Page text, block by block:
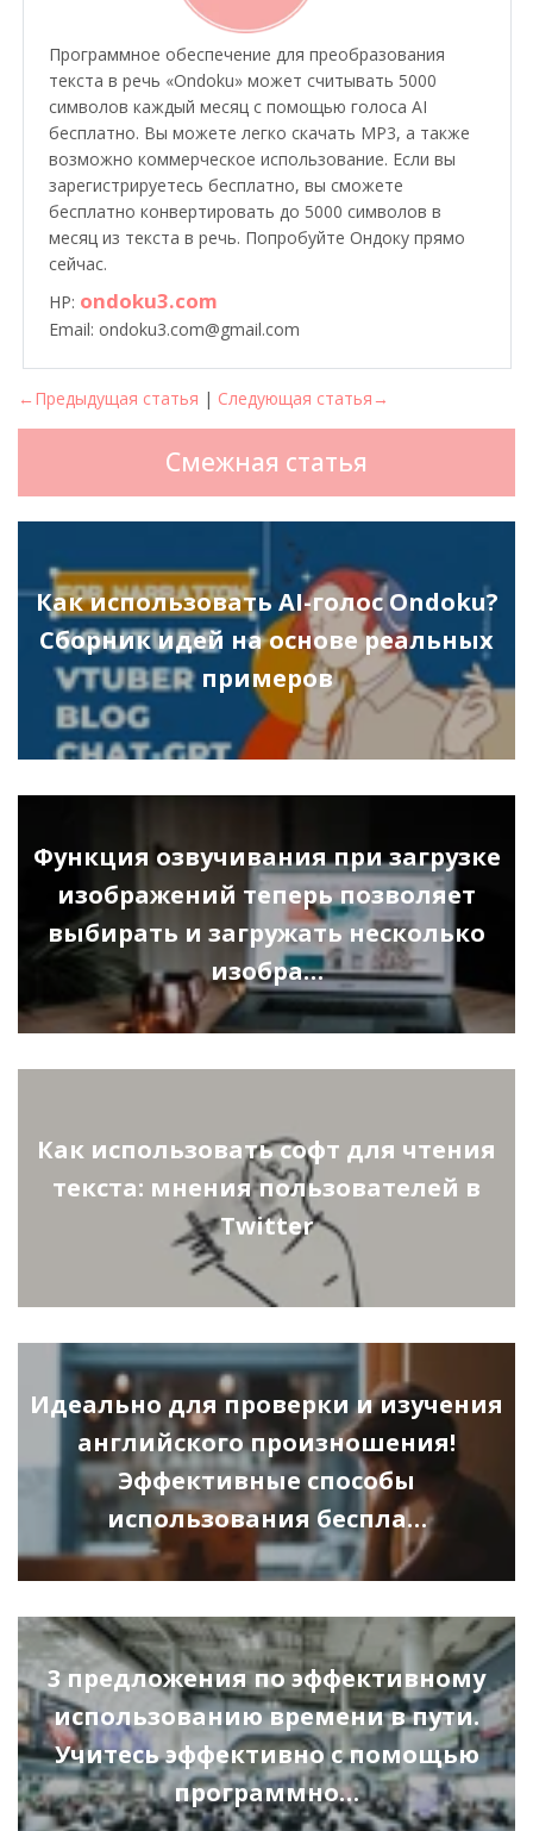
Программное обеспечение для преобразования
текста в речь «Ondoku» может считывать 5000
символов каждый месяц с помощью голоса AI
бесплатно. Вы можете легко скачать MP3, а также
возможно коммерческое использование. Если вы
зарегистрируетесь бесплатно, вы сможете
бесплатно конвертировать до 5000 символов в
месяц из текста в речь. Попробуйте Ондоку прямо
сейчас.
HP: ondoku3.com
Email: ondoku3.com@gmail.com
←Предыдущая статья | Следующая статья→
Смежная статья
Как использовать AI-голос Ondoku?
Сборник идей на основе реальных
примеров
Функция озвучивания при загрузке
изображений теперь позволяет
выбирать и загружать несколько
изобра…
Как использовать софт для чтения
текста: мнения пользователей в
Twitter
Идеально для проверки и изучения
английского произношения!
Эффективные способы
использования беспла…
3 предложения по эффективному
использованию времени в пути.
Учитесь эффективно с помощью
программно…